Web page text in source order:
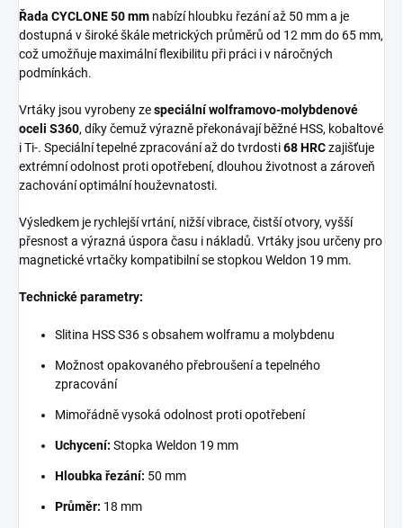
Řada CYCLONE 50 mm nabízí hloubku řezání až 50 mm a je
dostupná v široké škále metrických průměrů od 12 mm do 65 mm,
což umožňuje maximální flexibilitu při práci i v náročných
podmínkách.
Vrtáky jsou vyrobeny zespeciální wolframovo-molybdenové
oceli S360, díky čemuž výrazně překonávají běžné HSS, kobaltové
i Ti-. Speciální tepelné zpracování až do tvrdosti68 HRCzajišťuje
extrémní odolnost proti opotřebení, dlouhou životnost a zároveň
zachování optimální houževnatosti.
Výsledkem je rychlejší vrtání, nižší vibrace, čistší otvory, vyšší
přesnost a výrazná úspora času i nákladů. Vrtáky jsou určeny pro
magnetické vrtačky kompatibilní se stopkou Weldon 19 mm.
Technické parametry:
Slitina HSS S36 s obsahem wolframu a molybdenu
Možnost opakovaného přebroušení a tepelného
zpracování
Mimořádně vysoká odolnost proti opotřebení
Uchycení: Stopka Weldon 19 mm
Hloubka řezání: 50 mm
Průměr: 18 mm